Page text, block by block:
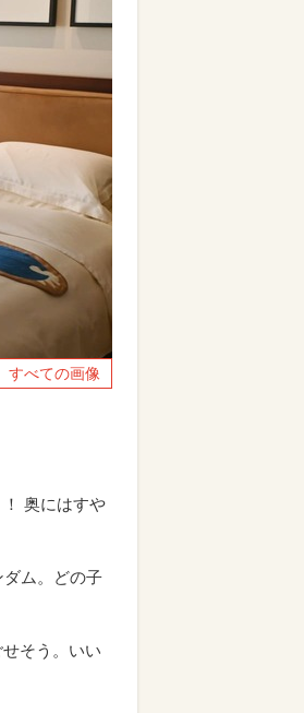
すべての画像
奥にはすや
ム。どの子
そう。いい